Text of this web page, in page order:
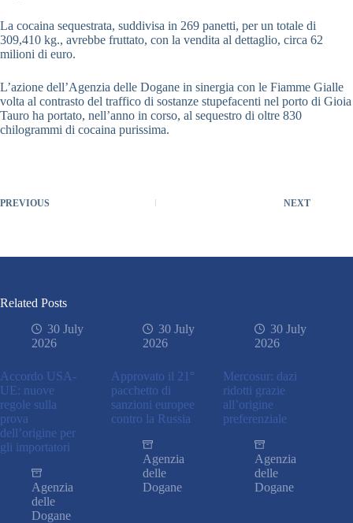
La cocaina sequestrata, suddivisa in 269 panetti, per un totale di
309,410 kg., avrebbe fruttato, con la vendita al dettaglio, circa 62
milioni di euro.
L’azione dell’Agenzia delle Dogane in sinergia con le Fiamme Gialle
volta al contrasto del traffico di sostanze stupefacenti nel porto di Gioia
Tauro ha portato, nell’anno in corso, al sequestro di oltre 830
chilogrammi di cocaina purissima.
PREVIOUS NEXT
Related Posts
30 July
2026
Accordo USA-
UE: nuove
regole sulla
prova
dell’origine per
gli importatori
Agenzia
delle
Dogane
30 July
2026
Approvato il 21°
pacchetto di
sanzioni europee
contro la Russia
Agenzia
delle
Dogane
30 July
2026
Mercosur: dazi
ridotti grazie
all’origine
preferenziale
Agenzia
delle
Dogane